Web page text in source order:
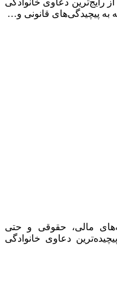
دعاوی خانوادگی
قانونی و…
حقوقی و حتی
دعاوی خانوادگی